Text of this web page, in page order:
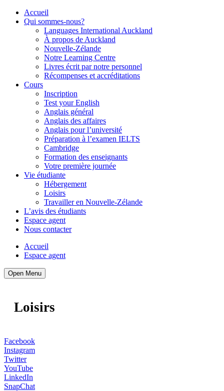
Accueil
Qui sommes-nous?
Languages International Auckland
À propos de Auckland
Nouvelle-Zélande
Notre Learning Centre
Livres écrit par notre personnel
Récompenses et accréditations
Cours
Inscription
Test your English
Anglais général
Anglais des affaires
Anglais pour l’université
Préparation à l’examen IELTS
Cambridge
Formation des enseignants
Votre première journée
Vie étudiante
Hébergement
Loisirs
Travailler en Nouvelle-Zélande
L’avis des étudiants
Espace agent
Nous contacter
Accueil
Espace agent
Open Menu
Loisirs
Facebook
Instagram
Twitter
YouTube
LinkedIn
SnapChat